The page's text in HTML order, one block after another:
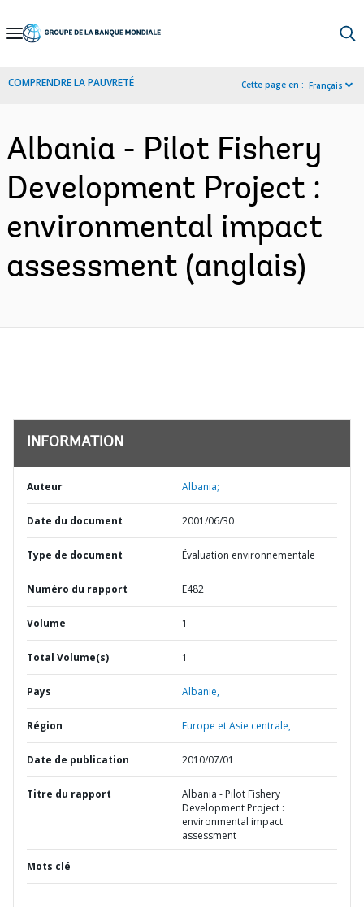
Skip
Navigation
COMPRENDRE LA PAUVRETÉ Cette page en : Français
Albania - Pilot Fishery
Development Project :
environmental impact
assessment (anglais)
INFORMATION
Auteur Albania;
Date du document 2001/06/30
Type de document Évaluation environnementale
Numéro du rapport E482
Volume 1
Total Volume(s) 1
Pays Albanie,
Région Europe et Asie centrale,
Date de publication 2010/07/01
Titre du rapport
Albania - Pilot Fishery
Development Project :
environmental impact
assessment
Mots clé